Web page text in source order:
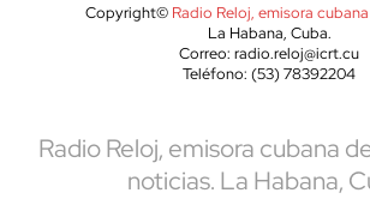
Copyright© Radio Reloj, emisora
La Habana, Cuba.
Correo: radio.reloj@icrt.cu
Teléfono: (53) 78392204
Radio Reloj, emisora cubana
noticias. La Habana,